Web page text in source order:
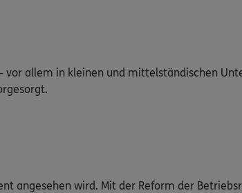
vor allem in kleinen und mittelständischen
angesehen wird. Mit der Reform der